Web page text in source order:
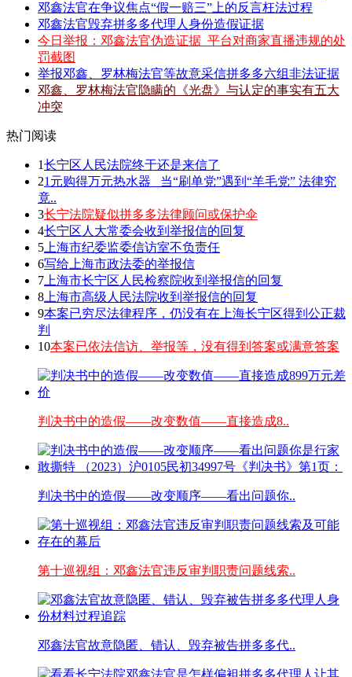
邓鑫法官在争议焦点“假一赔三”上的反言枉法过程
邓鑫法官毁弃拼多多代理人身份造假证据
今日举报：邓鑫法官伪造证据_平台对商家直播违规的处
罚截图
举报邓鑫、罗林梅法官等故意采信拼多多六组非法证据
邓鑫、罗林梅法官隐瞒的《光盘》与认定的事实有五大
冲突
热门阅读
1长宁区人民法院终于还是来信了
21元购得万元热水器 _当“刷单党”遇到“羊毛党” 法律究
竟..
3长宁法院疑似拼多多法律顾问或保护伞
4长宁区人大常委会收到举报信的回复
5 上海市纪委监委信访室不负责任
6写给上海市政法委的举报信
7 上海市长宁区人民检察院收到举报信的回复
8 上海市高级人民法院收到举报信的回复
9本案已穷尽法律程序，仍没有在上海长宁区得到公正裁
判
10本案已依法信访、举报等，没有得到答案或满意答案
判决书中的造假——改变数值——直接造成8..
判决书中的造假——改变顺序——看出问题你..
第十巡视组：邓鑫法官违反审判职责问题线索..
邓鑫法官故意隐匿、错认、毁弃被告拼多多代..